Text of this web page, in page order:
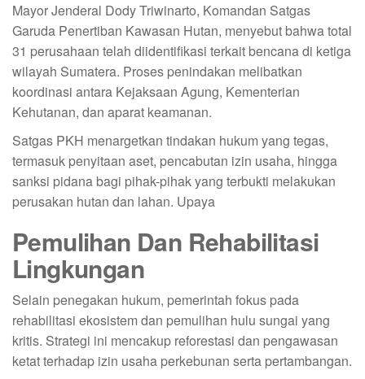
Mayor Jenderal Dody Triwinarto, Komandan Satgas
Garuda Penertiban Kawasan Hutan, menyebut bahwa total
31 perusahaan telah diidentifikasi terkait bencana di ketiga
wilayah Sumatera. Proses penindakan melibatkan
koordinasi antara Kejaksaan Agung, Kementerian
Kehutanan, dan aparat keamanan.
Satgas PKH menargetkan tindakan hukum yang tegas,
termasuk penyitaan aset, pencabutan izin usaha, hingga
sanksi pidana bagi pihak-pihak yang terbukti melakukan
perusakan hutan dan lahan. Upaya
Pemulihan Dan Rehabilitasi
Lingkungan
Selain penegakan hukum, pemerintah fokus pada
rehabilitasi ekosistem dan pemulihan hulu sungai yang
kritis. Strategi ini mencakup reforestasi dan pengawasan
ketat terhadap izin usaha perkebunan serta pertambangan.